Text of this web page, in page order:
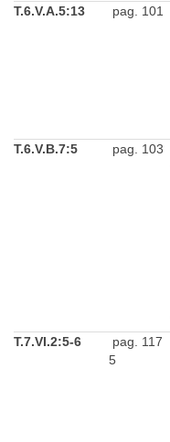
T.6.V.A.5:13
pag. 101
T.6.V.B.7:5
pag. 103
T.7.VI.2:5-6
pag. 117
5